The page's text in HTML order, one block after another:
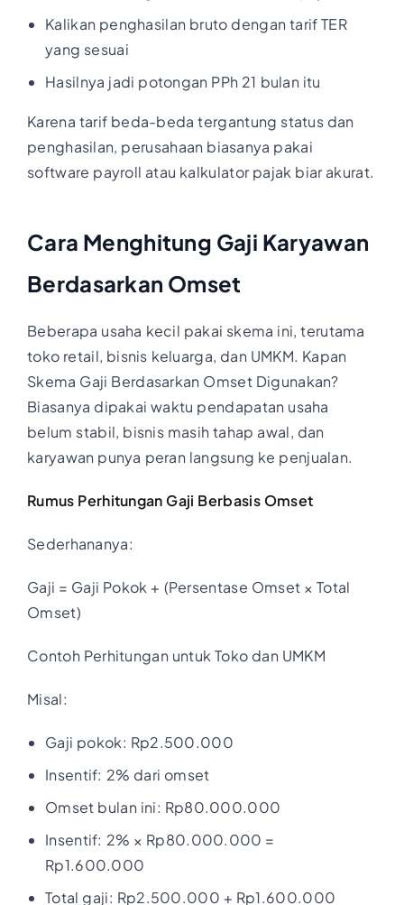
Kalikan penghasilan bruto dengan tarif TER
yang sesuai
Hasilnya jadi potongan PPh 21 bulan itu
Karena tarif beda-beda tergantung status dan
penghasilan, perusahaan biasanya pakai
software payroll atau kalkulator pajak biar akurat.
Cara Menghitung Gaji Karyawan
Berdasarkan Omset
Beberapa usaha kecil pakai skema ini, terutama
toko retail, bisnis keluarga, dan UMKM. Kapan
Skema Gaji Berdasarkan Omset Digunakan?
Biasanya dipakai waktu pendapatan usaha
belum stabil, bisnis masih tahap awal, dan
karyawan punya peran langsung ke penjualan.
Rumus Perhitungan Gaji Berbasis Omset
Sederhananya:
Gaji = Gaji Pokok + (Persentase Omset × Total
Omset)
Contoh Perhitungan untuk Toko dan UMKM
Misal:
Gaji pokok: Rp2.500.000
Insentif: 2% dari omset
Omset bulan ini: Rp80.000.000
Insentif: 2% × Rp80.000.000 =
Rp1.600.000
Total gaji: Rp2.500.000 + Rp1.600.000